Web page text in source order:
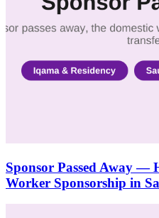
Sponsor Passed Away —
Worker Sponsorship in